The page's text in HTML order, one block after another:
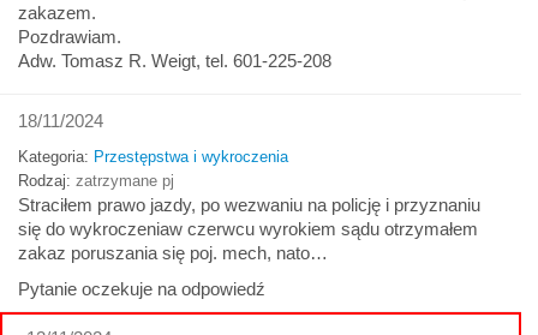
zakazem.
Pozdrawiam.
Adw. Tomasz R. Weigt, tel. 601-225-208
18/11/2024
Kategoria: Przestępstwa i wykroczenia
Rodzaj: zatrzymane pj
Straciłem prawo jazdy, po wezwaniu na policję i przyznaniu
się do wykroczeniaw czerwcu wyrokiem sądu otrzymałem
zakaz poruszania się poj. mech, nato…
Pytanie oczekuje na odpowiedź